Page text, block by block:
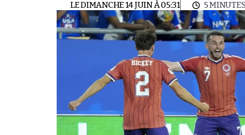
LE DIMANCHE 14 JUIN À 05:31 5 MINUTES